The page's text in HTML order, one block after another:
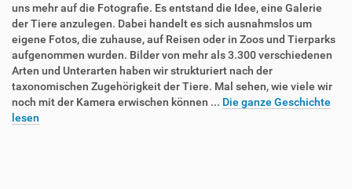
uns mehr auf die Fotografie. Es entstand die Idee, eine Galerie
der Tiere anzulegen. Dabei handelt es sich ausnahmslos um
eigene Fotos, die zuhause, auf Reisen oder in Zoos und Tierparks
aufgenommen wurden. Bilder von mehr als 3.300 verschiedenen
Arten und Unterarten haben wir strukturiert nach der
taxonomischen Zugehörigkeit der Tiere. Mal sehen, wie viele wir
noch mit der Kamera erwischen können ... Die ganze Geschichte
lesen